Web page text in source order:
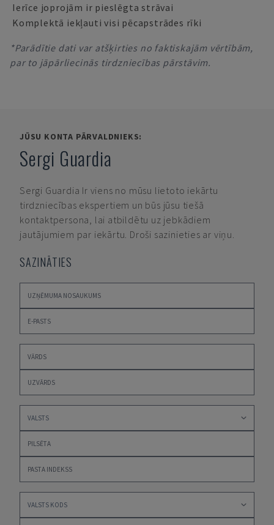
Ierīce joprojām ir pieslēgta strāvai
Komplektā iekļauti visi pēcapstrādes rīki
*Parādītie dati var atšķirties no faktiskajām vērtībām,
par to jāpārliecinās tirdzniecības pārstāvim.
JŪSU KONTA PĀRVALDNIEKS:
Sergi Guardia
Sergi Guardia Ir viens no mūsu lietoto iekārtu
tirdzniecības ekspertiem un būs jūsu tiešā
kontaktpersona, lai atbildētu uz jebkādiem
jautājumiem par iekārtu. Droši sazinieties ar viņu.
SAZINĀTIES